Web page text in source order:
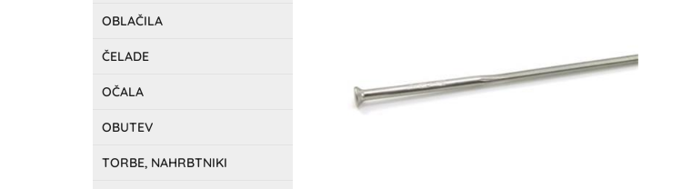
OBLAČILA
ČELADE
OČALA
OBUTEV
TORBE, NAHRBTNIKI